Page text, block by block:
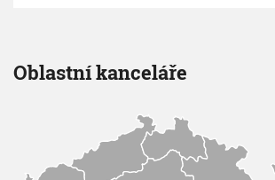
Oblastní kanceláře